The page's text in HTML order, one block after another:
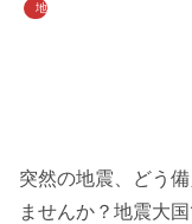
地震への準備
突然の地震、どう
ませんか？地震大